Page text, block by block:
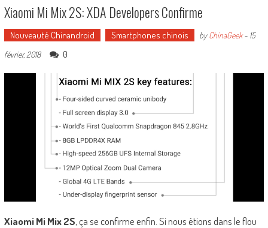
Xiaomi Mi Mix 2S: XDA Developers Confirme
Nouveauté Chinandroid Smartphones chinois byChinaGeek- 15
février, 2018
0
Xiaomi Mi Mix 2S, ça se confirme enfin. Si nous étions dans le flou